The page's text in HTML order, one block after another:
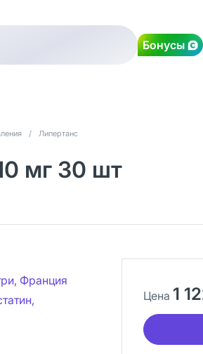
Бонусы
/ Липертанс
мг 30 шт
Франция
Цена 1